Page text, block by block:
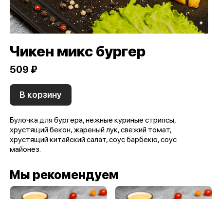
Чикен микс бургер
509 ₽
В корзину
Булочка для бургера, нежные куриные стрипсы,
хрустящий бекон, жареный лук, свежий томат,
хрустящий китайский салат, соус барбекю, соус
майонез.
Мы рекомендуем